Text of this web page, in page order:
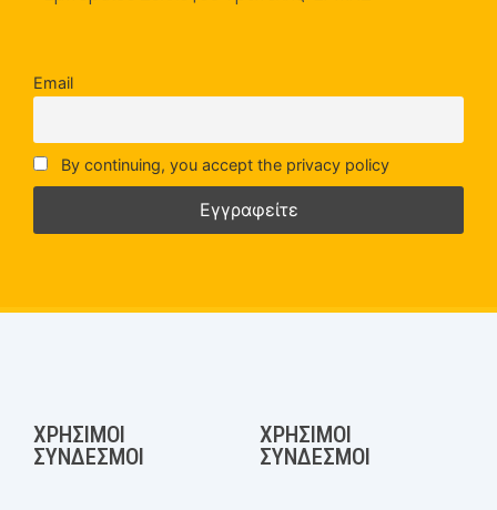
Email
By continuing, you accept the privacy policy
ΧΡΉΣΙΜΟΙ
ΣΎΝΔΕΣΜΟΙ
ΧΡΉΣΙΜΟΙ
ΣΎΝΔΕΣΜΟΙ